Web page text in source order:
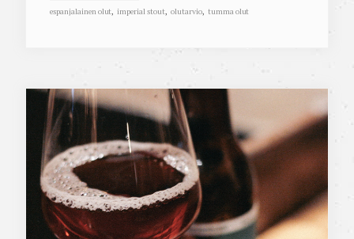
espanjalainen olut, imperial stout, olutarvio, tumma olut